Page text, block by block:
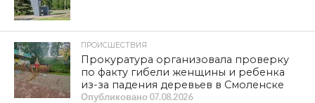
ПРОИСШЕСТВИЯ
Прокуратура организовала проверку
по факту гибели женщины и ребенка
из-за падения деревьев в Смоленске
Опубликовано 07.08.2026